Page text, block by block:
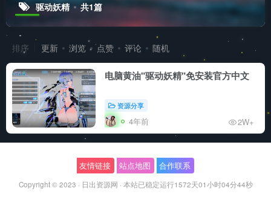
驱动妖精 共1篇
排序 更新 浏览 点赞 评论 随机
电脑黄油"驱动妖精"免安装官方中文
资源分享
4年前 2W+
友情链接 站点地图 合作联系
Copyright © 2023 · 日出资源网 · 本站已稳定运行1572天01小时04分44秒